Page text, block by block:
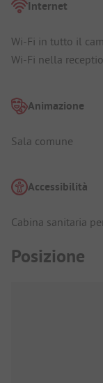
Internet
Wi-Fi in tutto il
Wi-Fi nella
Animazione
Sala comune
Accessibilità
Cabina sanitaria
Posizione